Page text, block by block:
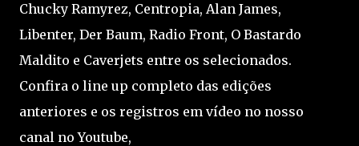
Chucky Ramyrez, Centropia, Alan James,
Libenter, Der Baum, Radio Front, O Bastardo
Maldito e Caverjets entre os selecionados.
Confira o line up completo das edições
anteriores e os registros em vídeo no nosso
canal no Youtube,